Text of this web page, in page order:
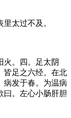
太过不及。
火。四。足太阴
皆足之六经。在北
病发于春。为温病
曰。左心小肠肝胆